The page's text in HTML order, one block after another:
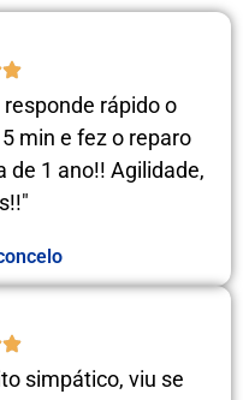
rápido o
min e fez o reparo
de 1 ano!! Agilidade,
simpático, viu se